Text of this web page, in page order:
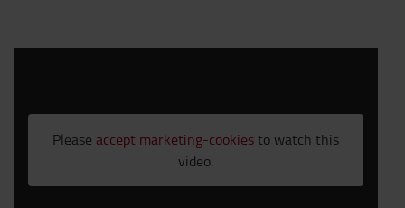
Please accept marketing-cookiesto watch this
video.